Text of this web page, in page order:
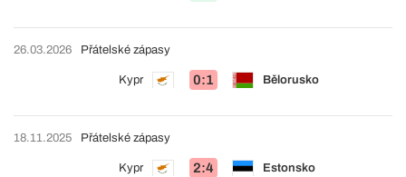
26.03.2026
Kypr 0:1 Bělorusko
Přátelské zápasy
18.11.2025
Kypr 2:4 Estonsko
Přátelské zápasy